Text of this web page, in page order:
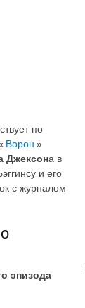
по
Ворон »
Джексона в
и его
с журналом
эпизода